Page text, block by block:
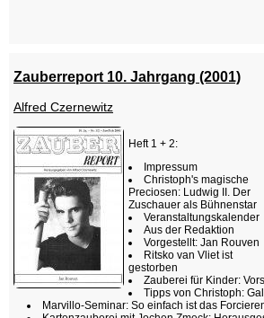
Zauberreport 10. Jahrgang (2001)
Alfred Czernewitz
Heft 1 + 2:
Impressum
Christoph's magische
Preciosen: Ludwig II. Der
Zuschauer als Bühnenstar
Veranstaltungskalender
Aus der Redaktion
Vorgestellt: Jan Rouven
Ritsko van Vliet ist
gestorben
Zauberei für Kinder:
Tipps von Christoph:
Marvillo-Seminar: So einfach ist das